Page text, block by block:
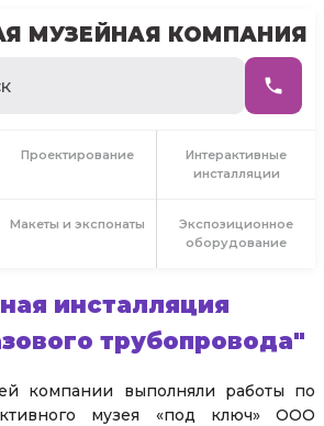
МУЗЕЙНАЯ КОМПАНИЯ
Проектирование
Интерактивные
инсталляции
Макеты и экспонаты
Экспозиционное
оборудование
инсталляция
трубопровода"
компании выполняли работы по
музея «под ключ» ООО